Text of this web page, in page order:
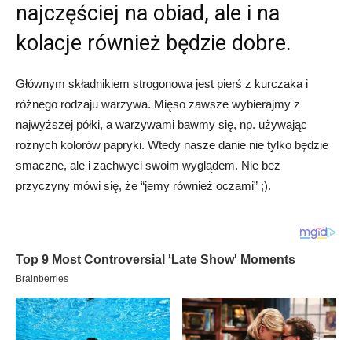
najczęściej na obiad, ale i na
kolacje również będzie dobre.
Głównym składnikiem strogonowa jest pierś z kurczaka i
różnego rodzaju warzywa. Mięso zawsze wybierajmy z
najwyższej półki, a warzywami bawmy się, np. używając
rożnych kolorów papryki. Wtedy nasze danie nie tylko będzie
smaczne, ale i zachwyci swoim wyglądem. Nie bez
przyczyny mówi się, że “jemy również oczami” ;).